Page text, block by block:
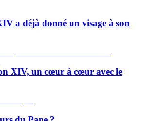
a déjà donné un visage à son
XIV, un cœur à cœur avec le